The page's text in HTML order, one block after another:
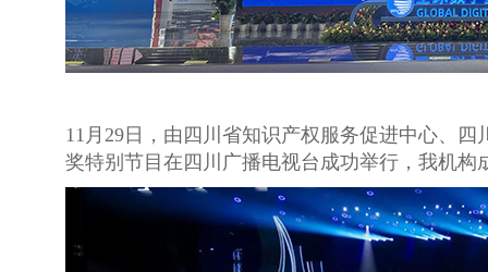
11月29日，由四川省知识产权服务促进中心、
奖特别节目在四川广播电视台成功举行，我机